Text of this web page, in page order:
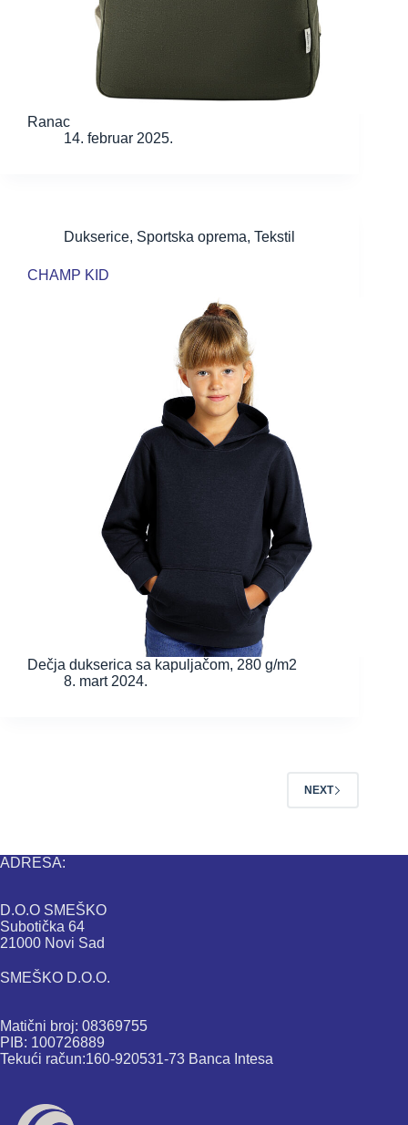
Ranac
14. februar 2025.
Dukserice, Sportska oprema, Tekstil
CHAMP KID
Dečja dukserica sa kapuljačom, 280 g/m2
8. mart 2024.
NEXT
ADRESA:
D.O.O SMEŠKO
Subotička 64
21000 Novi Sad
SMEŠKO D.O.O.
Matični broj: 08369755
PIB: 100726889
Tekući račun:160-920531-73 Banca Intesa